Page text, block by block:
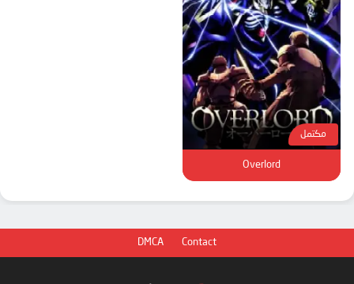
مكتمل
Overlord
DMCA Contact